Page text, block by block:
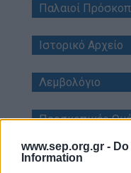
www.sep.org.gr -
Information
Φωτογραφικό Υλικό
Λογότυπα
Παλαιοί
Ιστορικό Αρχείο
Λεμβολόγιο
Προσκοπικές